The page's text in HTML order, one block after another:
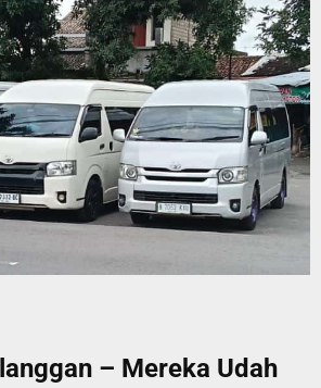
– Mereka Udah